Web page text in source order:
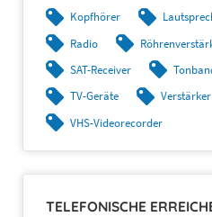
Kopfhörer
Radio
SAT-Receiver
TV-Geräte
Verstärker
VHS-Videorecorder
TELEFONISCHE